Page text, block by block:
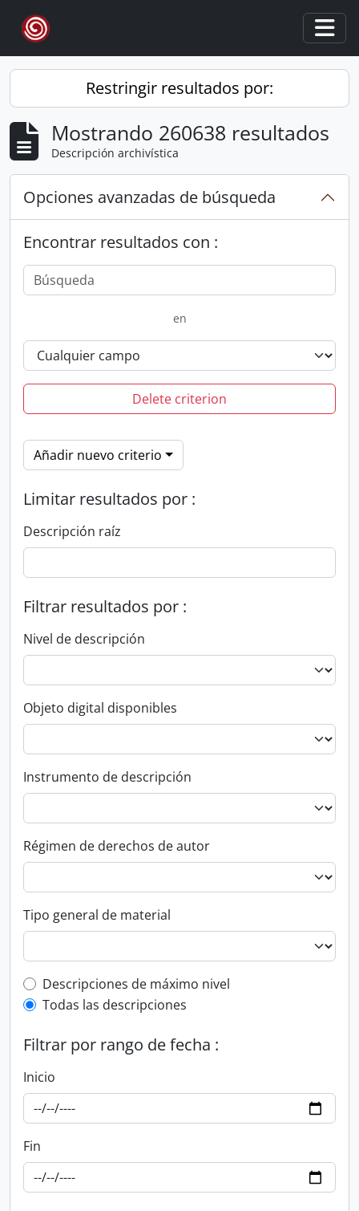
Skip to main content
Restringir resultados por:
Mostrando 260638 resultados
Descripción archivística
Opciones avanzadas de búsqueda
Encontrar resultados con :
en
Delete criterion
Añadir nuevo criterio
Limitar resultados por :
Descripción raíz
Filtrar resultados por :
Nivel de descripción
Objeto digital disponibles
Instrumento de descripción
Régimen de derechos de autor
Tipo general de material
Top-level description filter
Descripciones de máximo nivel
Todas las descripciones
Filtrar por rango de fecha :
Inicio
Fin